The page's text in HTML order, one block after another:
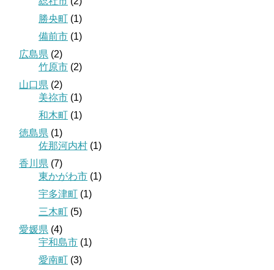
勝央町 (1)
備前市 (1)
広島県 (2)
竹原市 (2)
山口県 (2)
美祢市 (1)
和木町 (1)
徳島県 (1)
佐那河内村 (1)
香川県 (7)
東かがわ市 (1)
宇多津町 (1)
三木町 (5)
愛媛県 (4)
宇和島市 (1)
愛南町 (3)